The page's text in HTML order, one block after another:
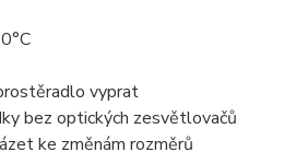
vyprat
bez optických zesvětlovačů
ke změnám rozměrů